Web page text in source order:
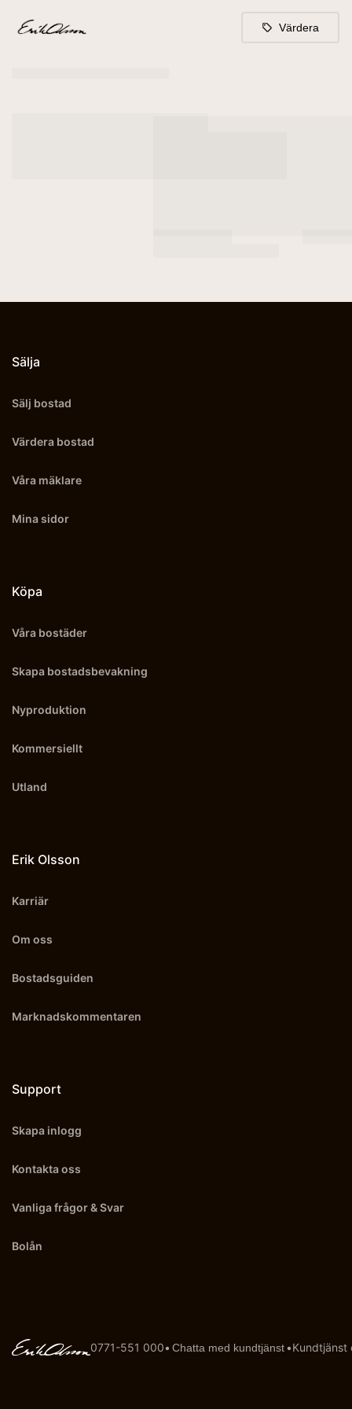
Värdera
Sälja
Sälj bostad
Värdera bostad
Våra mäklare
Mina sidor
Köpa
Våra bostäder
Skapa bostadsbevakning
Nyproduktion
Kommersiellt
Utland
Erik Olsson
Karriär
Om oss
Bostadsguiden
Marknadskommentaren
Support
Skapa inlogg
Kontakta oss
Vanliga frågor & Svar
Bolån
0771-551 000• Chatta med kundtjänst•Kundtjänst